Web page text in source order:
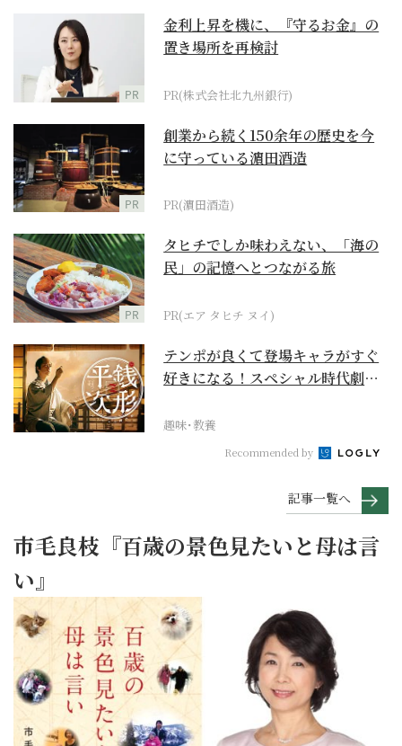
PR
金利上昇を機に、『守るお金』の
置き場所を再検討
PR(株式会社北九州銀行)
PR
創業から続く150余年の歴史を今
に守っている濵田酒造
PR(濵田酒造)
PR
タヒチでしか味わえない、「海の
民」の記憶へとつながる旅
PR(エア タヒチ ヌイ)
テンポが良くて登場キャラがすぐ
好きになる！スペシャル時代劇
趣味･教養
Recommended by
記事一覧へ
市毛良枝『百歳の景色見たいと母は言
い』